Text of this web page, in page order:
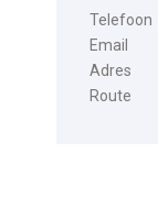
Telefoon
Email
Adres
Route